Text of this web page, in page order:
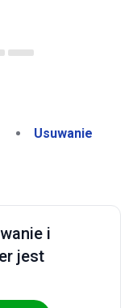
Usuwanie
i
jest